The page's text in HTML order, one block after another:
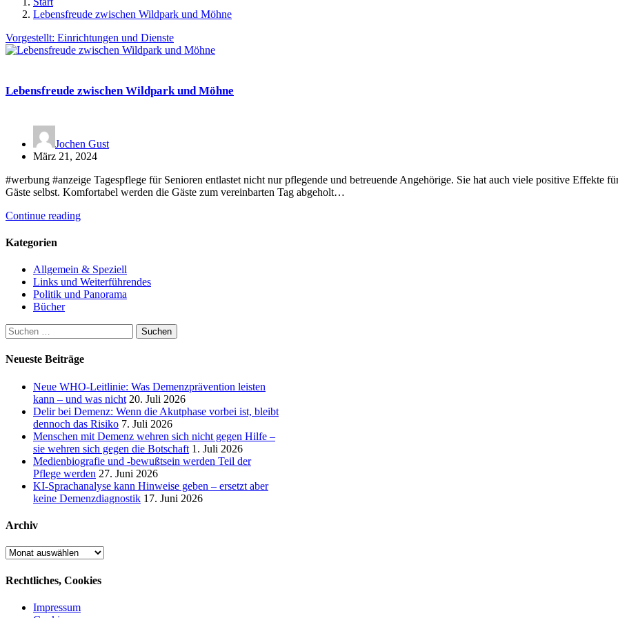
Lebensfreude zwischen Wildpark und Möhne
Vorgestellt: Einrichtungen und Dienste
Lebensfreude zwischen Wildpark und Möhne
Jochen Gust
März 21, 2024
#werbung #anzeige Tagespflege für Senioren entlastet nicht nur pflegende und betreuende Angehörige. Sie hat auch viele positive Effekte
Gäste selbst. Komfortabel werden die Gäste zum vereinbarten Tag abgeholt…
Continue reading
Kategorien
Allgemein & Speziell
Links und Weiterführendes
Politik und Panorama
Bücher
Suchen
nach:
Neueste Beiträge
Neue WHO-Leitlinie: Was Demenzprävention leisten
kann – und was nicht 20. Juli 2026
Delir bei Demenz: Wenn die Akutphase vorbei ist, bleibt
dennoch das Risiko 7. Juli 2026
Menschen mit Demenz wehren sich nicht gegen Hilfe –
sie wehren sich gegen die Botschaft 1. Juli 2026
Medienbiografie und -bewußtsein werden Teil der
Pflege werden 27. Juni 2026
KI-Sprachanalyse kann Hinweise geben – ersetzt aber
keine Demenzdiagnostik 17. Juni 2026
Archiv
Archiv
Rechtliches, Cookies
Impressum